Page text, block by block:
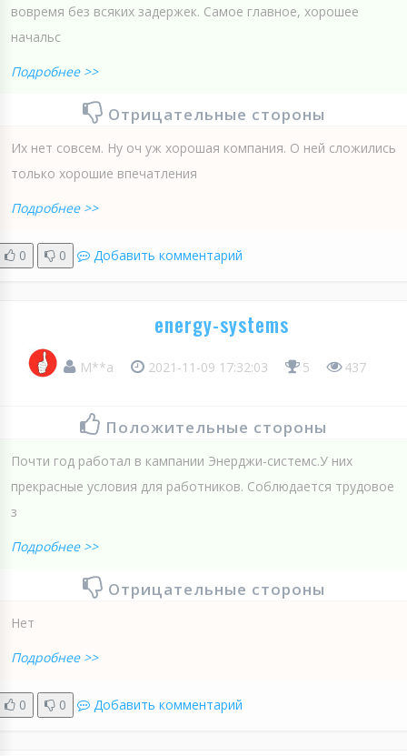
вовремя без всяких задержек. Самое главное, хорошее
начальс
Подробнее >>
Отрицательные стороны
Их нет совсем. Ну оч уж хорошая компания. О ней сложились
только хорошие впечатления
Подробнее >>
0 0 Добавить комментарий
energy-systems
М**а 2021-11-09 17:32:03 5 437
Положительные стороны
Почти год работал в кампании Энерджи-системс.У них
прекрасные условия для работников. Соблюдается трудовое
з
Подробнее >>
Отрицательные стороны
Нет
Подробнее >>
0 0 Добавить комментарий